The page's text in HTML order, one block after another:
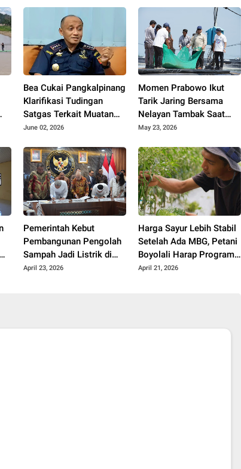
Bea Cukai Pangkalpinang
Klarifikasi Tudingan
Satgas Terkait Muatan
15 Kontainer PT PMM:
June 02, 2026
Momen Prabowo Ikut
Tarik Jaring Bersama
Nelayan Tambak Saat
Panen Raya Udang di
May 23, 2026
Pemerintah Kebut
Pembangunan Pengolah
Sampah Jadi Listrik di
Bekasi, Bogor, hingga
April 23, 2026
Harga Sayur Lebih Stabil
Setelah Ada MBG, Petani
Boyolali Harap Program
Terus Berlanjut
April 21, 2026